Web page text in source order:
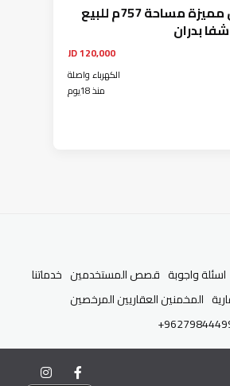
قطعة أرض مميزة مساحة 757م للبيع
بدران
120,000 JD
الكهرباء واصلة
منذ 18يوم
اسئلة واجوبة قصص المستخدمين خدماتنا
المخمنين العقاريين المرخصين